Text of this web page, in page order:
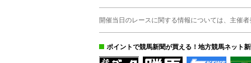
開催当日のレースに関する情報については、主催者
ポイントで競馬新聞が買える！地方競馬ネット